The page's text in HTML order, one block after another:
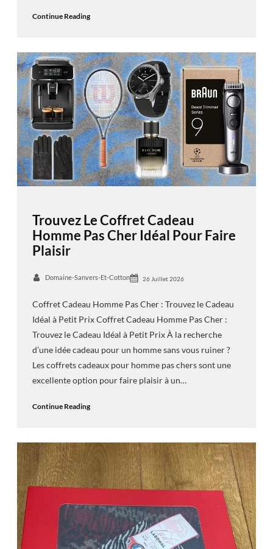
Continue Reading
Trouvez Le Coffret Cadeau
Homme Pas Cher Idéal Pour Faire
Plaisir
Domaine-Sanvers-Et-Cotton 26 Juillet 2026
Coffret Cadeau Homme Pas Cher : Trouvez le Cadeau
Idéal à Petit Prix Coffret Cadeau Homme Pas Cher :
Trouvez le Cadeau Idéal à Petit Prix À la recherche
d’une idée cadeau pour un homme sans vous ruiner ?
Les coffrets cadeaux pour homme pas chers sont une
excellente option pour faire plaisir à un…
Continue Reading